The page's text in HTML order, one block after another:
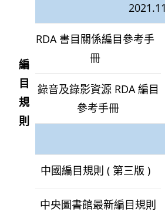
編
目
規
則
RDA 書目關係編目參考手
冊
錄音及錄影資源 RDA 編目
參考手冊
中國編目規則 ( 第三版 )
中央圖書館最新編目規則